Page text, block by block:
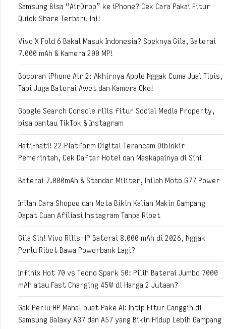
Samsung Bisa “AirDrop” ke iPhone? Cek Cara Pakai Fitur
Quick Share Terbaru Ini!
Vivo X Fold 6 Bakal Masuk Indonesia? Speknya Gila, Baterai
7.000 mAh & Kamera 200 MP!
Bocoran iPhone Air 2: Akhirnya Apple Nggak Cuma Jual Tipis,
Tapi Juga Baterai Awet dan Kamera Oke!
Google Search Console rilis fitur Social Media Property,
bisa pantau TikTok & Instagram
Hati-hati! 22 Platform Digital Terancam Diblokir
Pemerintah, Cek Daftar Hotel dan Maskapainya di Sini
Baterai 7.000mAh & Standar Militer, Inilah Moto G77 Power
Inilah Cara Shopee dan Meta Bikin Kalian Makin Gampang
Dapat Cuan Afiliasi Instagram Tanpa Ribet
Gila Sih! Vivo Rilis HP Baterai 8.000 mAh di 2026, Nggak
Perlu Ribet Bawa Powerbank Lagi?
Infinix Hot 70 vs Tecno Spark 50: Pilih Baterai Jumbo 7000
mAh atau Fast Charging 45W di Harga 2 Jutaan?
Gak Perlu HP Mahal buat Pake AI: Intip Fitur Canggih di
Samsung Galaxy A37 dan A57 yang Bikin Hidup Lebih Gampang